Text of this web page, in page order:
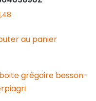
au panier